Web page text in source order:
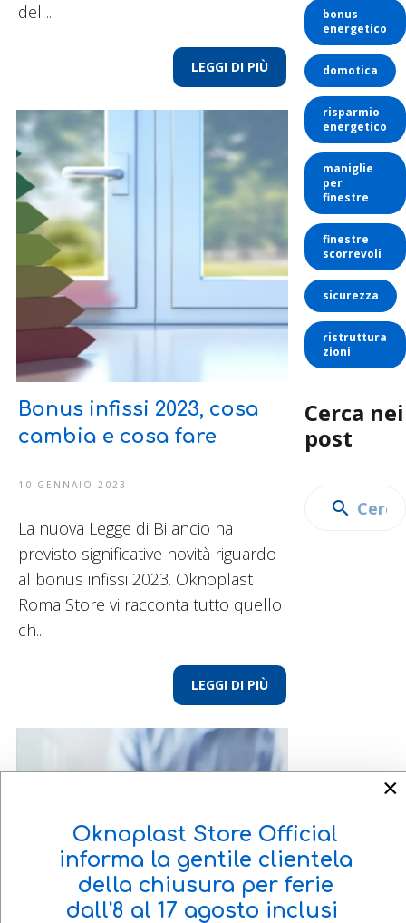
del ...
LEGGI DI PIÙ
Bonus infissi 2023, cosa
cambia e cosa fare
10 GENNAIO 2023
La nuova Legge di Bilancio ha
previsto significative novità riguardo
al bonus infissi 2023. Oknoplast
Roma Store vi racconta tutto quello
ch...
LEGGI DI PIÙ
bonus
energetico
domotica
risparmio
energetico
maniglie
per
finestre
finestre
scorrevoli
sicurezza
ristruttura
zioni
Cerca nei
post
×
Oknoplast Store Official
informa la gentile clientela
della chiusura per ferie
dall'8 al 17 agosto inclusi